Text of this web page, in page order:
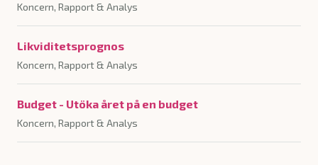
Koncern, Rapport & Analys
Likviditetsprognos
Koncern, Rapport & Analys
Budget - Utöka året på en budget
Koncern, Rapport & Analys